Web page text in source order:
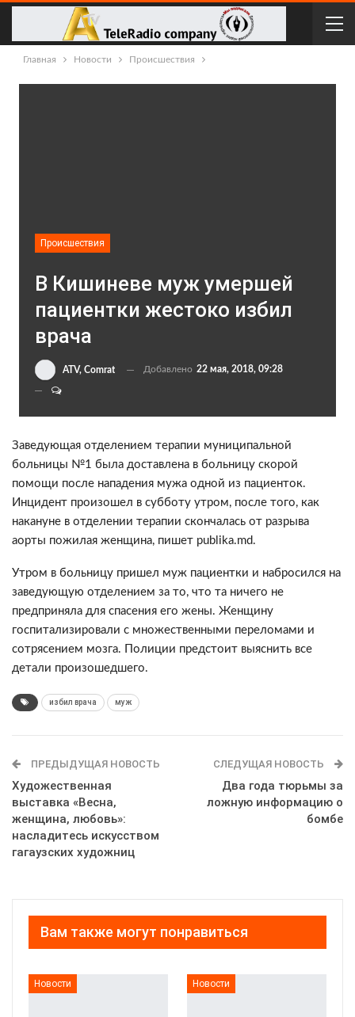
Главная Новости Происшествия
Происшествия
В Кишиневе муж умершей
пациентки жестоко избил
врача
ATV, Comrat Добавлено 22 мая, 2018, 09:28
Заведующая отделением терапии муниципальной
больницы №1 была доставлена в больницу cкорой
помощи после нападения мужа одной из пациенток.
Инцидент произошел в субботу утром, после того, как
накануне в отделении терапии скончалась от разрыва
аорты пожилая женщина, пишет publika.md.
Утром в больницу пришел муж пациентки и набросился на
заведующую отделением за то, что та ничего не
предприняла для спасения его жены. Женщину
госпитализировали с множественными переломами и
сотрясением мозга. Полиции предстоит выяснить все
детали произошедшего.
избил врача муж
ПРЕДЫДУЩАЯ НОВОСТЬ
Художественная
выставка «Весна,
женщина, любовь»:
насладитесь искусством
гагаузских художниц
СЛЕДУЩАЯ НОВОСТЬ
Два года тюрьмы за
ложную информацию о
бомбе
Вам также могут понравиться
Новости Новости